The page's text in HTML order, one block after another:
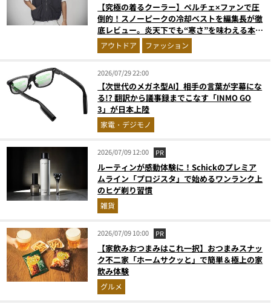
【究極の着るクーラー】ペルチェ×ファンで圧
倒的！スノーピークの冷却ベストを編集長が徹
底レビュー。炎天下でも“寒さ”を味わえる本気
のギア『コレ買いです』Vol.172
アウトドア ファッション
2026/07/29 22:00
【次世代のメガネ型AI】相手の言葉が字幕にな
る!? 翻訳から議事録までこなす「INMO GO
3」が日本上陸
家電・デジモノ
2026/07/09 12:00 PR
ルーティンが感動体験に！Schickのプレミア
ムライン「プロジスタ」で始めるワンランク上
のヒゲ剃り習慣
雑貨
2026/07/09 10:00 PR
【家飲みおつまみはこれ一択】おつまみスナッ
ク不二家「ホームサクッと」で簡単＆極上の家
飲み体験
グルメ